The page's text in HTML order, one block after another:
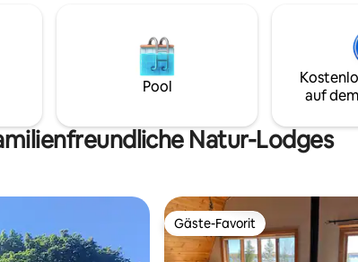
ein paar Minuten von
Golfplätzen und
Gegend entfernt.
hörst sie. Das Haus ist 2
allen benötigten
Lebensmittelgeschäft,
Drogerie, Tankstelle ++
Minuten Mont-Blanc, 15
Resort Süd- oder Nordseite.
Pool
auf
Natur-Lodges
Gäste-Favorit
Gäste-Favorit